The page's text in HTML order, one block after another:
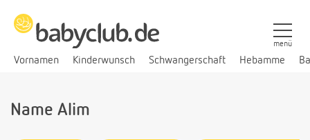
Vornamen Kinderwunsch Schwangerschaft Hebamme
menü
Name Alim